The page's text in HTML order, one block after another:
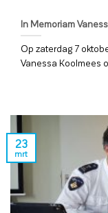
In Memoriam
Op zaterdag 7
Vanessa Koolmees
23
mrt